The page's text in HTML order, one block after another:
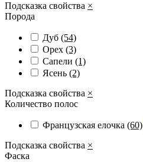
Подсказка свойства ×
Порода
Дуб (54)
Орех (3)
Сапели (1)
Ясень (2)
Подсказка свойства ×
Количество полос
Французская елочка (60)
Подсказка свойства ×
Фаска